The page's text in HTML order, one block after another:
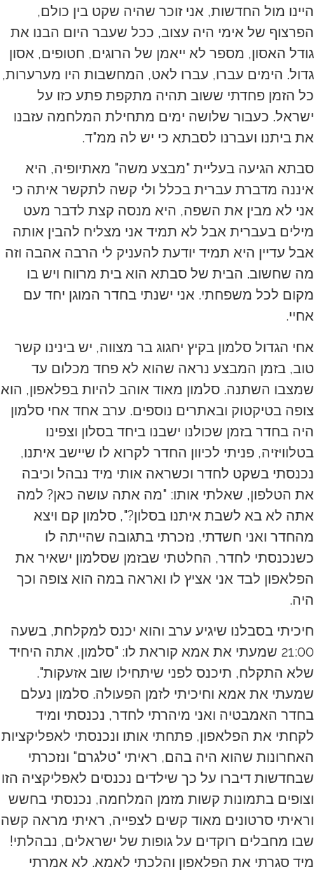
היינו מול החדשות, אני זוכר שהיה שקט בין כולם,
הפרצוף של אימי היה עצוב, ככל שעבר היום הבנו את
גודל האסון, מספר לא ייאמן של הרוגים, חטופים, אסון
גדול. הימים עברו, עברו לאט, המחשבות היו מערערות,
כל הזמן פחדתי ששוב תהיה מתקפת פתע כזו על
ישראל. כעבור שלושה ימים מתחילת המלחמה עזבנו
את ביתנו ועברנו לסבתא כי יש לה ממ"ד.
סבתא הגיעה בעליית "מבצע משה" מאתיופיה, היא
איננה מדברת עברית בכלל ולי קשה לתקשר איתה כי
אני לא מבין את השפה, היא מנסה קצת לדבר מעט
מילים בעברית אבל לא תמיד אני מצליח להבין אותה
אבל עדיין היא תמיד יודעת להעניק לי הרבה אהבה וזה
מה שחשוב. הבית של סבתא הוא בית מרווח ויש בו
מקום לכל משפחתי. אני ישנתי בחדר המוגן יחד עם
אחיי.
אחי הגדול סלמון בקיץ יחגוג בר מצווה, יש בינינו קשר
טוב, בזמן המבצע נראה שהוא לא פחד מכלום עד
שמצבו השתנה. סלמון מאוד אוהב להיות בפלאפון, הוא
צופה בטיקטוק ובאתרים נוספים. ערב אחד אחי סלמון
היה בחדר בזמן שכולנו ישבנו ביחד בסלון וצפינו
בטלוויזיה, פניתי לכיוון החדר לקרוא לו שיישב איתנו,
נכנסתי בשקט לחדר וכשראה אותי מיד נבהל וכיבה
את הטלפון, שאלתי אותו: "מה אתה עושה כאן? למה
אתה לא בא לשבת איתנו בסלון?", סלמון קם ויצא
מהחדר ואני חשדתי, נזכרתי בתגובה שהייתה לו
כשנכנסתי לחדר, החלטתי שבזמן שסלמון ישאיר את
הפלאפון לבד אני אציץ לו ואראה במה הוא צופה וכך
היה.
חיכיתי בסבלנו שיגיע ערב והוא יכנס למקלחת, בשעה
21:00 שמעתי את אמא קוראת לו: "סלמון, אתה היחיד
שלא התקלח, תיכנס לפני שיתחילו שוב אזעקות".
שמעתי את אמא וחיכיתי לזמן הפעולה. סלמון נעלם
בחדר האמבטיה ואני מיהרתי לחדר, נכנסתי ומיד
לקחתי את הפלאפון, פתחתי אותו ונכנסתי לאפליקציות
האחרונות שהוא היה בהם, ראיתי "טלגרם" ונזכרתי
שבחדשות דיברו על כך שילדים נכנסים לאפליקציה הזו
וצופים בתמונות קשות מזמן המלחמה, נכנסתי בחשש
וראיתי סרטונים מאוד קשים לצפייה, ראיתי מראה קשה
שבו מחבלים רוקדים על גופות של ישראלים, נבהלתי!
מיד סגרתי את הפלאפון והלכתי לאמא. לא אמרתי